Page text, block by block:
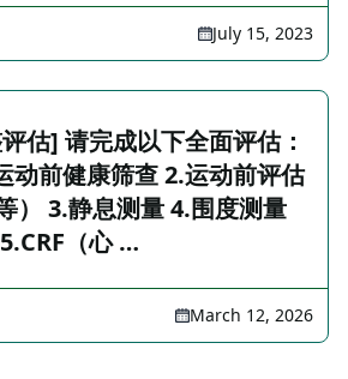
July 15, 2023
估] 请完成以下全面评估：
动前健康筛查 2.运动前评估
） 3.静息测量 4.围度测量
（心 …
March 12, 2026